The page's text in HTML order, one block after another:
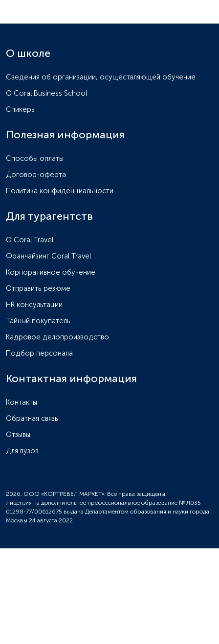
О школе
Сведения об организации, осуществляющей обучение
О Coral Business School
Спикеры
Полезная информация
Способы оплаты
Договор-оферта
Политика конфиденциальности
Для турагентств
O Coral Travel
Франчайзинг Coral Travel
Корпоративное обучение
Отправить резюме
HR консультации
Тайный покупатель
Кадровое делопроизводство
Подбор персонала
Контактная информация
Контакты
Обратная связь
Отзывы
Для вузов
2026, ООО «КОРТРЕВЕЛ МАРКЕТ». Все права защищены.
Лицензия на дополнительное профессиональное образование № Л035-
01298-77/00612675 выдана Департаментом образования и науки города
Москвы 24 августа 2022.